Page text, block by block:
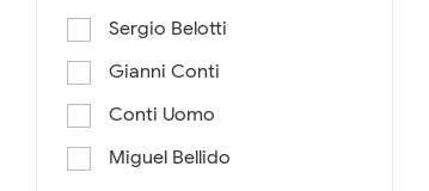
Sergio Belotti
Gianni Conti
Conti Uomo
Miguel Bellido